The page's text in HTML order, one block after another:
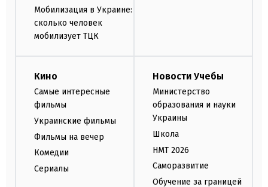
Мобилизация в Украине:
сколько человек
мобилизует ТЦК
Кино
Самые интересные
фильмы
Украинские фильмы
Фильмы на вечер
Комедии
Сериалы
Новости Учебы
Министерство
образования и науки
Украины
Школа
НМТ 2026
Саморазвитие
Обучение за границей